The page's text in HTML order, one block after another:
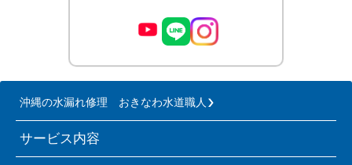
沖縄の水漏れ修理 おきなわ水道職人
サービス内容